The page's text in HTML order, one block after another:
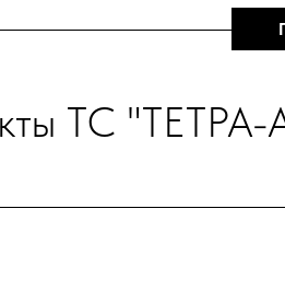
ТС "ТЕТРА-